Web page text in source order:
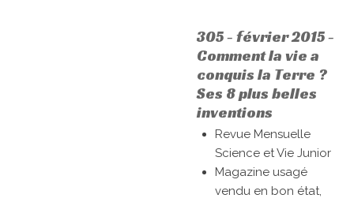
305 - février 2015 -
Comment la vie a
conquis la Terre ?
Ses 8 plus belles
inventions
Revue Mensuelle
Science et Vie Junior
Magazine usagé
vendu en bon état,